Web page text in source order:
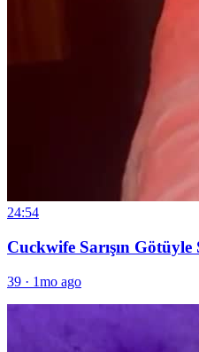
24:54
Cuckwife Sarışın
39 · 1mo ago